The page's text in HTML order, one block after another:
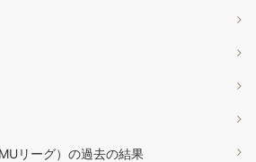
リーグ）の過去の結果